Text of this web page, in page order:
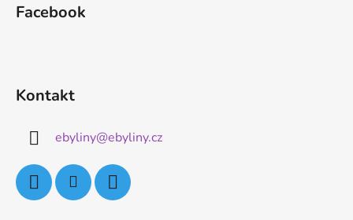
Facebook
Kontakt
ebyliny@ebyliny.cz